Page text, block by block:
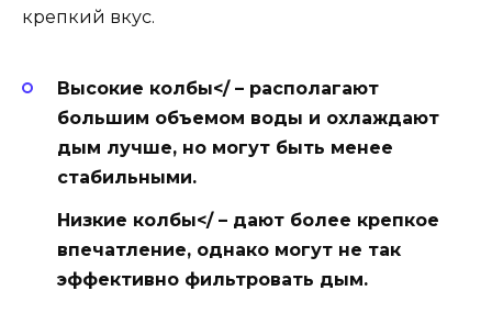
крепкий вкус.
Высокие колбы</ – располагают
большим объемом воды и охлаждают
дым лучше, но могут быть менее
стабильными.
Низкие колбы</ – дают более крепкое
впечатление, однако могут не так
эффективно фильтровать дым.